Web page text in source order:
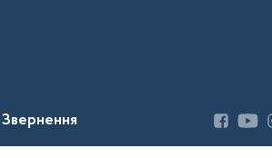
Звернення